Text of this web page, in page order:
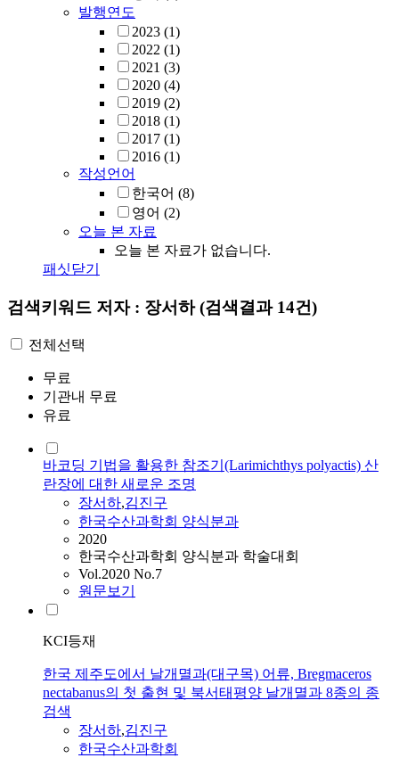
발행연도
2023 (1)
2022 (1)
2021 (3)
2020 (4)
2019 (2)
2018 (1)
2017 (1)
2016 (1)
작성언어
한국어 (8)
영어 (2)
오늘 본 자료
오늘 본 자료가 없습니다.
패싯닫기
검색키워드 저자 : 장서하(검색결과 14건)
전체선택
무료
기관내 무료
유료
바코딩 기법을 활용한 참조기(Larimichthys polyactis) 산
란장에 대한 새로운 조명
장서하,김진구
한국수산과학회 양식분과
2020
한국수산과학회 양식분과 학술대회
Vol.2020 No.7
원문보기
KCI등재
한국 제주도에서 날개멸과(대구목) 어류, Bregmaceros
nectabanus의 첫 출현 및 북서태평양 날개멸과 8종의 종
검색
장서하,김진구
한국수산과학회